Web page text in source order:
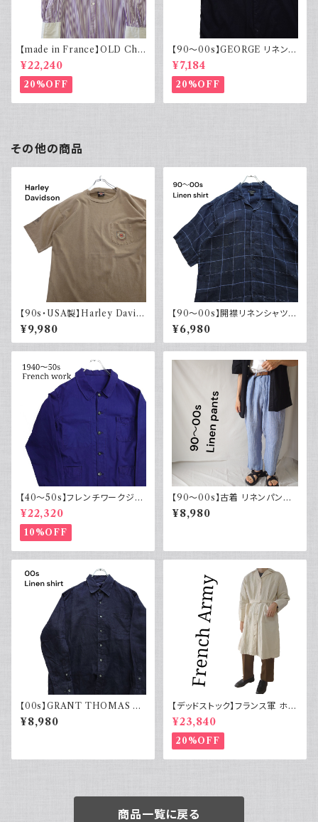
【made in France】OLD Cha
rvet ストライプ 切り替え 紫
¥22,240
20%OFF
【90～00s】GEORGE リネンレ
ーヨンシャツ 黒 ボックスシルエ
ット XL
¥7,184
20%OFF
その他の商品
【90s・USA製】Harley David
son ハーレーダビッドソン ポケ
ット付き Tシャツ 古着 フェード
シングルステッチ ベージュ ヴィ
¥9,980
【90～00s】開襟リネンシャツ
チェック オープンカラー 古着 ボ
ックスシルエット ネイビー フェ
ード
¥6,980
【40～50s】フレンチワークジャ
ケット インディゴ Vポケット ヴィ
ンテージ
¥22,320
10%OFF
【90～00s】古着 リネンパンツ
ストライプ ライトブルー 夏 スラ
ックス
¥8,980
【00s】GRANT THOMAS 古
着 長袖リネンシャツ ネイビー
アメカジ古着
¥8,980
【デッドストック】フランス軍 ホス
ピタルコート リネンコート シン
グルタイプ
¥23,840
20%OFF
商品一覧に戻る